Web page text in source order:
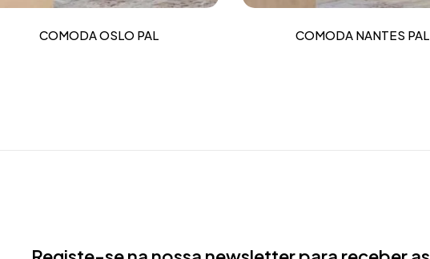
COMODA OSLO PAL COMODA NANTES PAL